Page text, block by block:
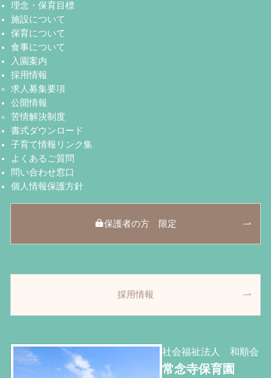
理念・保育目標
施設について
保育について
食事について
入園案内
採用情報
求人募集要項
公開情報
苦情解決制度
書式ダウンロード
子育て情報リンク集
よくあるご質問
問い合わせ窓口
個人情報保護方針
保護者の方 限定
採用情報
社会福祉法人 和順会
常念寺保育園